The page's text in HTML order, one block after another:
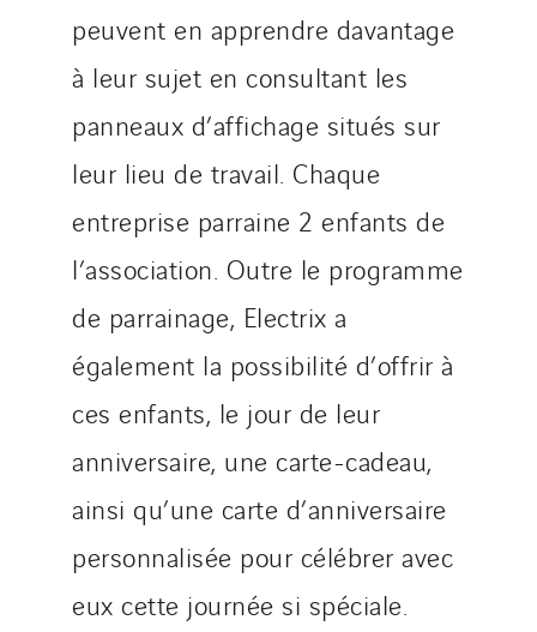
peuvent en apprendre davantage
à leur sujet en consultant les
panneaux d’affichage situés sur
leur lieu de travail. Chaque
entreprise parraine 2 enfants de
l’association. Outre le programme
de parrainage, Electrix a
également la possibilité d’offrir à
ces enfants, le jour de leur
anniversaire, une carte-cadeau,
ainsi qu’une carte d’anniversaire
personnalisée pour célébrer avec
eux cette journée si spéciale.
Paumier Marine
Paumier SA
Process Energy
Provelec Sud
Qivy
Qivy Tertiaire
Roiret Energies
Roiret Transport
Saga Tertiaire
Salendre Réseaux
Santerne Alsace
Santerne Angouleme
Santerne Aquitaine
Santerne Champagne Ardenne
Santerne Fluides
Santerne IDF